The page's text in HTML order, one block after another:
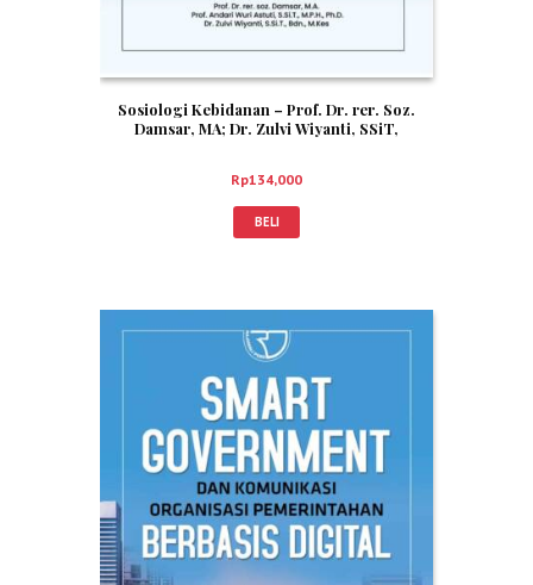
Sosiologi Kebidanan – Prof. Dr. rer. Soz.
Damsar, MA; Dr. Zulvi Wiyanti, SSiT,
Rp134,000
BELI